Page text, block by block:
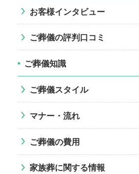
お客様インタビュー
ご葬儀の評判口コミ
ご葬儀知識
ご葬儀スタイル
マナー・流れ
ご葬儀の費用
家族葬に関する情報